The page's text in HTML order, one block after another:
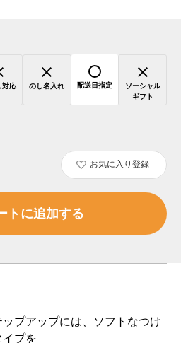
対応 のし名入れ 配送日指定
ソーシャル
ギフト
お気に入り登録
プアップには、ソフトなつけ
イプを